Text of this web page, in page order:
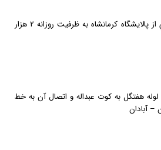
بهره برداري از پالايشگاه كرمانشاه به ظرفيت روزانه 2 هزار
هفتگل به كوت عبداله و اتصال آن به خط
– آبادان